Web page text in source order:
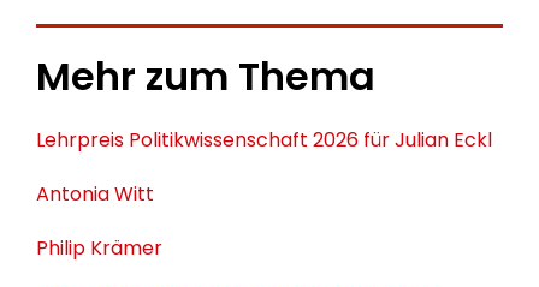
Mehr zum Thema
Lehrpreis Politikwissenschaft 2026 für Julian Eckl
Antonia Witt
Philip Krämer